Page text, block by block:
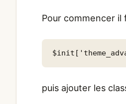
Pour commencer
puis ajouter les